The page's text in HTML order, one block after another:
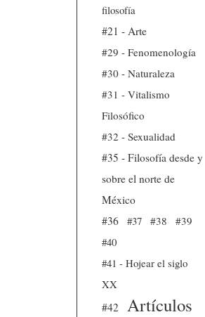
filosofía
#21 - Arte
#29 - Fenomenología
#30 - Naturaleza
#31 - Vitalismo
Filosófico
#32 - Sexualidad
#35 - Filosofía desde y
sobre el norte de
México
#36
#37 #38
#39
#40
#41 - Hojear el siglo
XX
#42
Artículos